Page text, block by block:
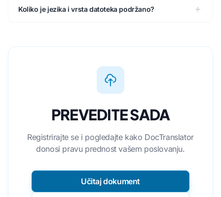
Koliko je jezika i vrsta datoteka podržano?
PREVEDITE SADA
Registrirajte se i pogledajte kako DocTranslator
donosi pravu prednost vašem poslovanju.
Učitaj dokument